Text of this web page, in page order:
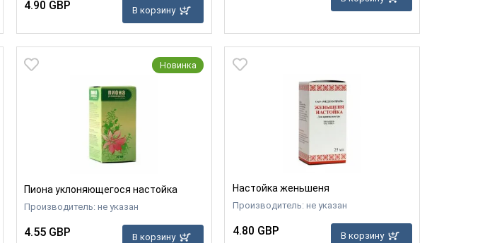
4.90 GBP В корзину
Новинка
Пиона уклоняющегося настойка
Производитель: не указан
4.55 GBP В корзину
Настойка женьшеня
Производитель: не указан
4.80 GBP В корзину